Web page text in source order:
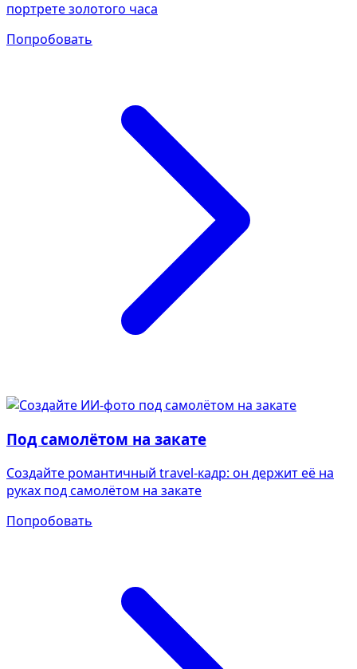
портрете золотого часа
Попробовать
Под самолётом на закате
Создайте романтичный travel-кадр: он держит её на
руках под самолётом на закате
Попробовать